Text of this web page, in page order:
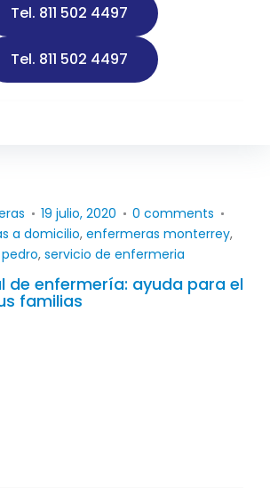
d
d
Tel. 811 502 4497
Tel. 811 502 4497
19 julio, 2020
0 comments
a domicilio, enfermeras monterrey,
, servicio de enfermeria
de enfermería: ayuda para el
familias